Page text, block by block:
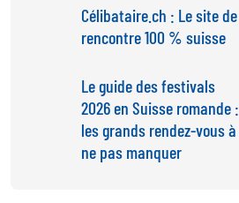
Célibataire.ch : Le site de
rencontre 100 % suisse
Le guide des festivals
2026 en Suisse romande :
les grands rendez-vous à
ne pas manquer